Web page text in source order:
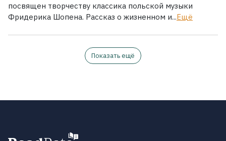
посвящен творчеству классика польской музыки
Фридерика Шопена. Рассказ о жизненном и...Ещё
Показать ещё